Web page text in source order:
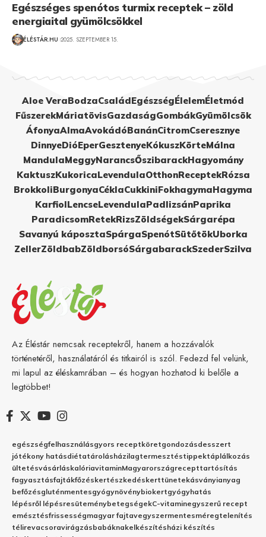
Egészséges spenótos turmix receptek – zöld
energiaital gyümölcsökkel
ÉLÉSTÁR.HU 2025. SZEPTEMBER 15.
Aloe VeraBodzaCsaládEgészségÉlelemÉletmód
FűszerekMáriatövisGazdaságGombákGyümölcsök
ÁfonyaAlmaAvokádóBanánCitromCseresznye
DinnyeDióEperGesztenyeKókuszKörteMálna
MandulaMeggyNarancsŐszibarackHagyomány
KaktuszKukoricaLevendulaOtthonReceptekRózsa
BrokkoliBurgonyaCéklaCukkiniFokhagymaHagyma
KarfiolLencseLevendulaPadlizsánPaprika
ParadicsomRetekRizsZöldségekSárgarépa
Savanyú káposztaSpárgaSpenótSütőtökUborka
ZellerZöldbabZöldborsóSárgabarackSzederSzilva
Az Éléstár nemcsak receptekről, hanem a hozzávalók
történetéről, használatáról és titkairól is szól. Fedezd fel velünk,
mi lapul az éléskamrában – és hogyan hozhatod ki belőle a
legtöbbet!
egészségfelhasználásgyors receptköretgondozásdesszert
jótékony hatásdiétatárolásházilagtermesztéstippektáplálkozás
ültetésvásárláskalóriavitaminMagyarországrecepttartósítás
fagyasztásfajtákfőzéskertészkedéskerttünetekásványianyag
befőzésgluténmentesgyógynövénybiokertgyógyhatás
lépésről lépésresüteménybetegségekC-vitaminegyszerű recept
emésztésfrissességmagyar fajtavegyszermentesméregtelenítés
télirevacsoravirágzásbabáknakelkészítésházi készítés